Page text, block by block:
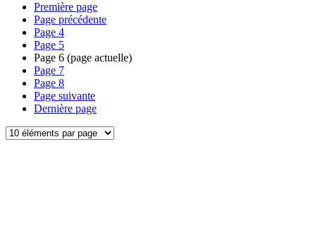
Première page
Page précédente
Page 4
Page 5
Page 6 (page actuelle)
Page 7
Page 8
Page suivante
Dernière page